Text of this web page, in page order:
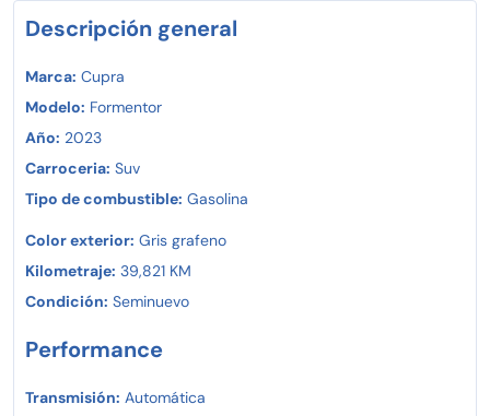
Descripción general
Marca: Cupra
Modelo: Formentor
Año: 2023
Carroceria: Suv
Tipo de combustible: Gasolina
Color exterior: Gris grafeno
Kilometraje: 39,821 KM
Condición: Seminuevo
Performance
Transmisión: Automática